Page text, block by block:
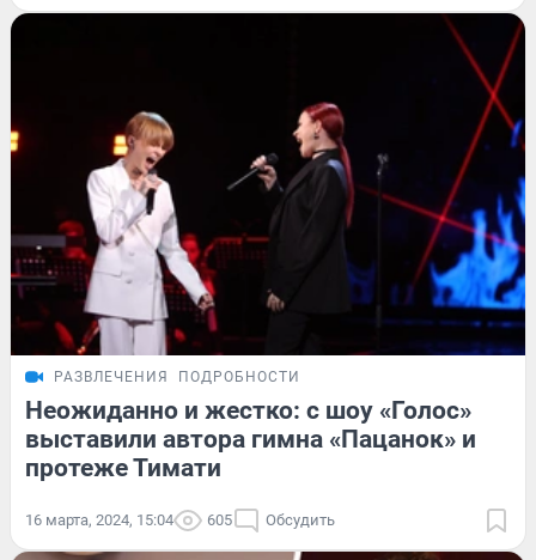
РАЗВЛЕЧЕНИЯ ПОДРОБНОСТИ
Неожиданно и жестко: с шоу «Голос»
выставили автора гимна «Пацанок» и
протеже Тимати
16 марта, 2024, 15:04 605 Обсудить